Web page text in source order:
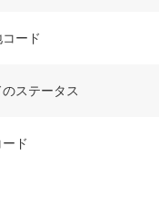
ード
のステータス
ド